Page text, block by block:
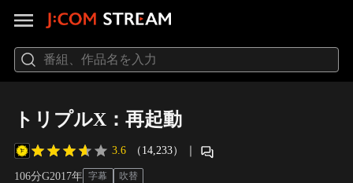
トリプルX：再起動
3.6 （14,233） ｜
106分G2017年 字幕 吹替